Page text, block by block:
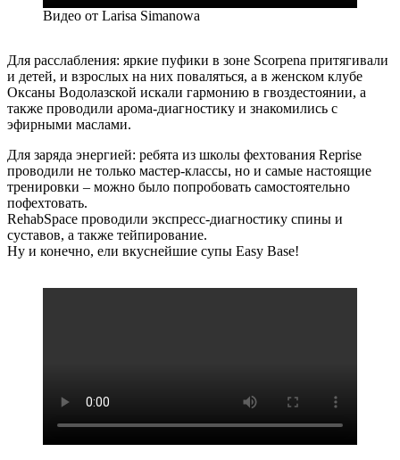
Видео от Larisa Simanowa
Для расслабления: яркие пуфики в зоне Scorpena притягивали
и детей, и взрослых на них поваляться, а в женском клубе
Оксаны Водолазской искали гармонию в гвоздестоянии, а
также проводили арома-диагностику и знакомились с
эфирными маслами.
Для заряда энергией: ребята из школы фехтования Reprise
проводили не только мастер-классы, но и самые настоящие
тренировки – можно было попробовать самостоятельно
пофехтовать.
RehabSpace проводили экспресс-диагностику спины и
суставов, а также тейпирование.
Ну и конечно, ели вкуснейшие супы Easy Base!